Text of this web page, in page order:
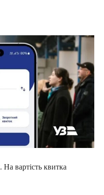
вартість квитка